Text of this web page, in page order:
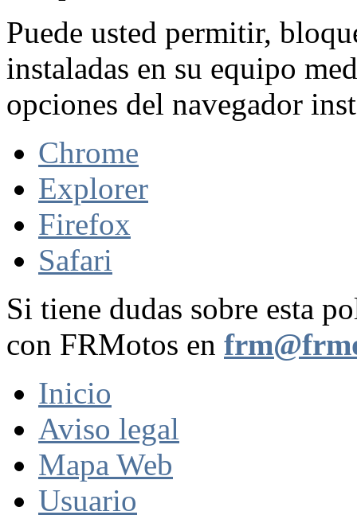
Puede usted permitir,
instaladas en su equipo
opciones del navegador
Chrome
Explorer
Firefox
Safari
Si tiene dudas sobre esta
con FRMotos en
Inicio
Aviso legal
Mapa Web
Usuario